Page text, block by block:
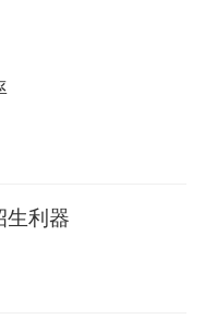
生利器